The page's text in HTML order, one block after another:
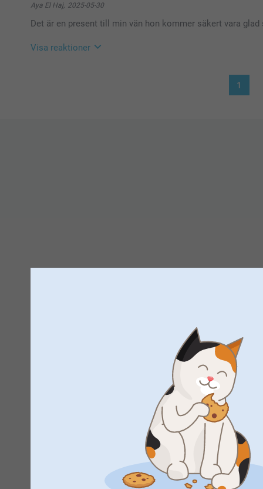
Aya El Haj, 2025-05-30
Det är en present till min vän hon kommer säkert vara glad
Visa reaktioner
1